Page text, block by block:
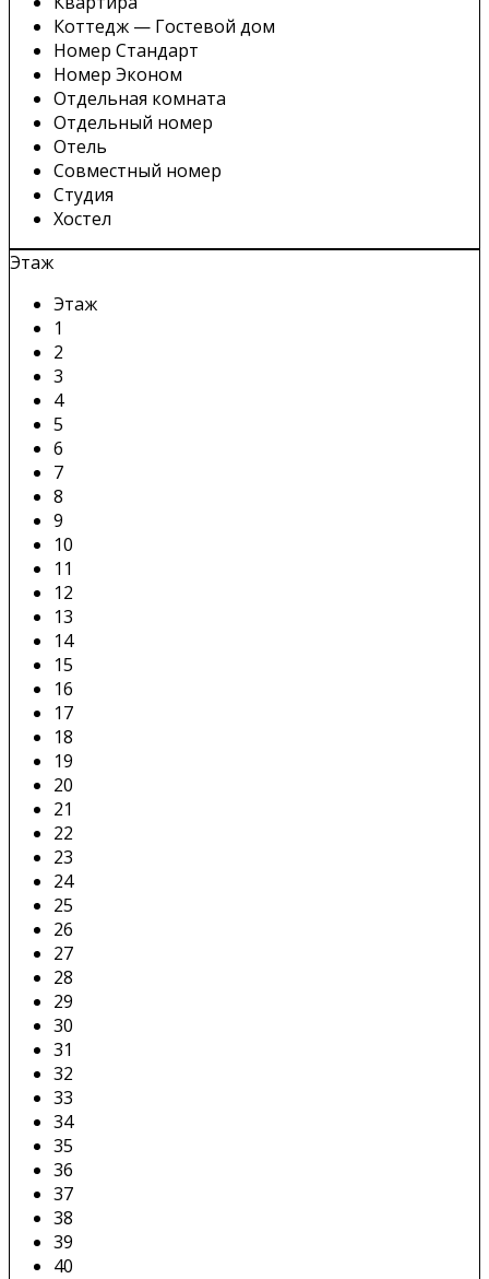
Коттедж — Гостевой дом
Номер Стандарт
Номер Эконом
Отдельная комната
Отдельный номер
Отель
Совместный номер
Студия
Хостел
Этаж
Этаж
1
2
3
4
5
6
7
8
9
10
11
12
13
14
15
16
17
18
19
20
21
22
23
24
25
26
27
28
29
30
31
32
33
34
35
36
37
38
39
40